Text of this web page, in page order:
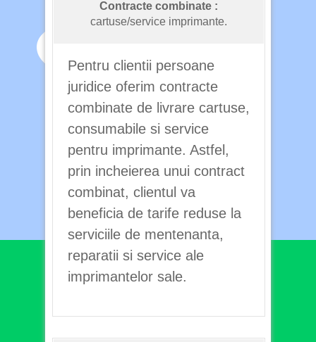
Contracte combinate :
cartuse/service imprimante.
Pentru clientii persoane
juridice oferim contracte
combinate de livrare cartuse,
consumabile si service
pentru imprimante. Astfel,
prin incheierea unui contract
combinat, clientul va
beneficia de tarife reduse la
serviciile de mentenanta,
reparatii si service ale
imprimantelor sale.